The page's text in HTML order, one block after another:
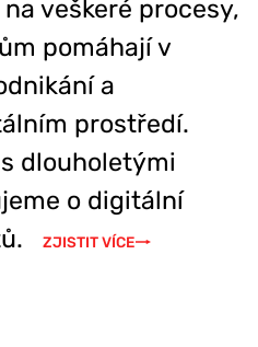
veškeré procesy,
pomáhají v
a
prostředí.
dlouholetými
o digitální
ZJISTIT VÍCE